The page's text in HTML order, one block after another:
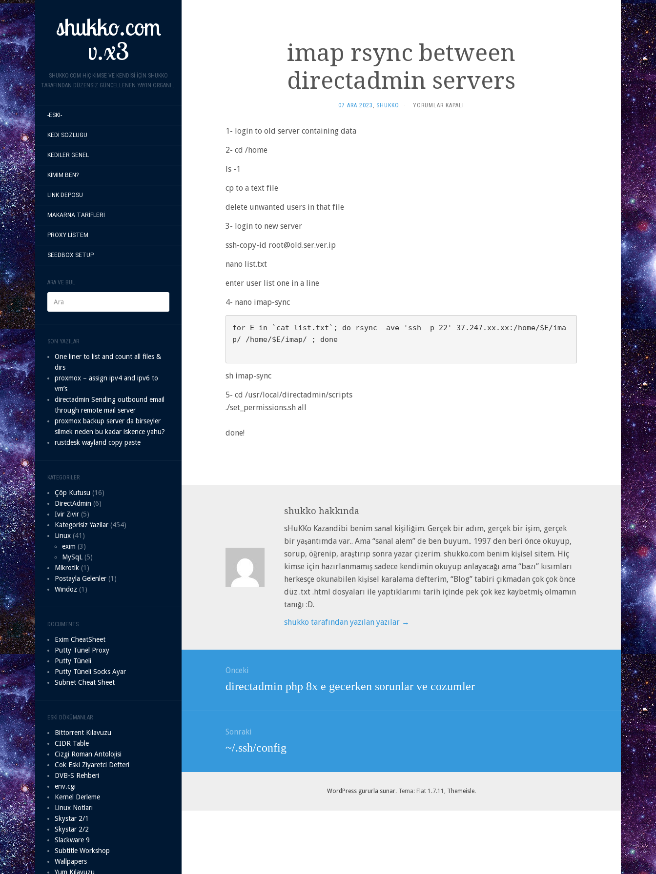
shukko.com
v.x3
SHUKKO.COM HIÇ KIMSE VE KENDISI IÇIN SHUKKO
TARAFINDAN DÜZENSIZ GÜNCELLENEN YAYIN ORGANI...
-ESKI-
KEDI SOZLUGU
KEDILER GENEL
KIMIM BEN?
LINK DEPOSU
MAKARNA TARIFLERI
PROXY LISTEM
SEEDBOX SETUP
ARA VE BUL
SON YAZILAR
One liner to list and count all files &
dirs
proxmox – assign ipv4 and ipv6 to
vm’s
directadmin Sending outbound email
through remote mail server
proxmox backup server da birseyler
silmek neden bu kadar iskence yahu?
rustdesk wayland copy paste
KATEGORILER
Çöp Kutusu (16)
DirectAdmin (6)
Ivir Zivir (5)
Kategorisiz Yazilar (454)
Linux (41)
exim (3)
MySqL (5)
Mikrotik (1)
Postayla Gelenler (1)
Windoz (1)
DOCUMENTS
Exim CheatSheet
Putty Tünel Proxy
Putty Tüneli
Putty Tüneli Socks Ayar
Subnet Cheat Sheet
ESKI DÖKÜMANLAR
Bittorrent Kılavuzu
CIDR Table
Cizgi Roman Antolojisi
Cok Eski Ziyaretci Defteri
DVB-S Rehberi
env.cgi
Kernel Derleme
Linux Notları
Skystar 2/1
Skystar 2/2
Slackware 9
Subtitle Workshop
Wallpapers
Yum Kılavuzu
imap rsync between
directadmin servers
07 ARA 2023 , SHUKKO ·
IMAP
YORUMLAR KAPALI
1- login to old server containing data
2- cd /home
ls -1
cp to a text file
delete unwanted users in that file
3- login to new server
ssh-copy-id root@old.ser.ver.ip
nano list.txt
enter user list one in a line
4- nano imap-sync
for E in `cat list.txt`; do rsync -ave 'ssh -p 22' 37.247.xx.xx:/home/$E/ima
p/ /home/$E/imap/ ; done
sh imap-sync
5- cd /usr/local/directadmin/scripts
./set_permissions.sh all
done!
shukko hakkında
sHuKKo Kazandibi benim sanal kişiliğim. Gerçek bir adım, gerçek bir işim, gerçek
bir yaşantımda var.. Ama “sanal alem” de ben buyum.. 1997 den beri önce okuyup,
sorup, öğrenip, araştırıp sonra yazar çizerim. shukko.com benim kişisel sitem. Hiç
kimse için hazırlanmamış sadece kendimin okuyup anlayacağı ama “bazı” kısımları
herkesçe okunabilen kişisel karalama defterim, “Blog” tabiri çıkmadan çok çok önce
düz .txt .html dosyaları ile yaptıklarımı tarih içinde pek çok kez kaybetmiş olmamın
tanığı :D.
shukko tarafından yazılan yazılar →
gezinmesi
Önceki
Önceki
directadmin php 8x e gecerken sorunlar ve cozumler
Sonraki
Sonraki
~/.ssh/config
WordPress gururla sunar. Tema: Flat 1.7.11, Themeisle.